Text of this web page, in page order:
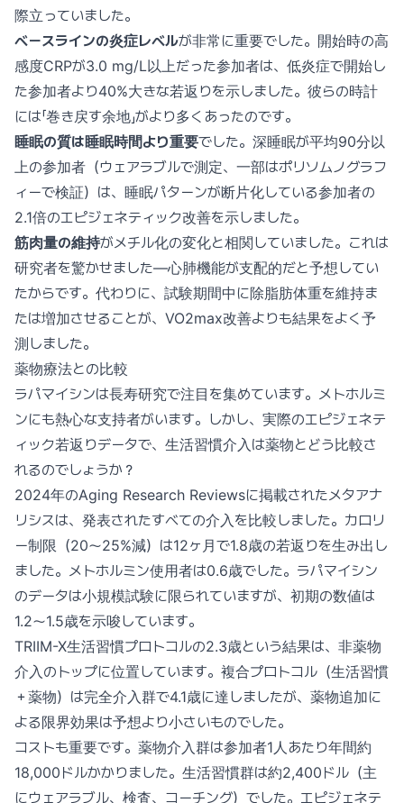
際立っていました。
ベースラインの炎症レベルが非常に重要でした。開始時の高
感度CRPが3.0 mg/L以上だった参加者は、低炎症で開始し
た参加者より40%大きな若返りを示しました。彼らの時計
には「巻き戻す余地」がより多くあったのです。
睡眠の質は睡眠時間より重要でした。深睡眠が平均90分以
上の参加者（ウェアラブルで測定、一部はポリソムノグラフ
ィーで検証）は、睡眠パターンが断片化している参加者の
2.1倍のエピジェネティック改善を示しました。
筋肉量の維持がメチル化の変化と相関していました。これは
研究者を驚かせました—心肺機能が支配的だと予想してい
たからです。代わりに、試験期間中に除脂肪体重を維持ま
たは増加させることが、VO2max改善よりも結果をよく予
測しました。
薬物療法との比較
ラパマイシンは長寿研究で注目を集めています。メトホルミ
ンにも熱心な支持者がいます。しかし、実際のエピジェネテ
ィック若返りデータで、生活習慣介入は薬物とどう比較さ
れるのでしょうか？
2024年のAging Research Reviewsに掲載されたメタアナ
リシスは、発表されたすべての介入を比較しました。カロリ
ー制限（20〜25%減）は12ヶ月で1.8歳の若返りを生み出し
ました。メトホルミン使用者は0.6歳でした。ラパマイシン
のデータは小規模試験に限られていますが、初期の数値は
1.2〜1.5歳を示唆しています。
TRIIM-X生活習慣プロトコルの2.3歳という結果は、非薬物
介入のトップに位置しています。複合プロトコル（生活習慣
＋薬物）は完全介入群で4.1歳に達しましたが、薬物追加に
よる限界効果は予想より小さいものでした。
コストも重要です。薬物介入群は参加者1人あたり年間約
18,000ドルかかりました。生活習慣群は約2,400ドル（主
にウェアラブル、検査、コーチング）でした。エピジェネテ